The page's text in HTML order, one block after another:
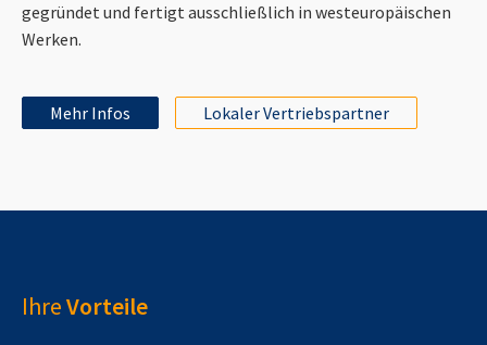
gegründet und fertigt ausschließlich in westeuropäischen
Werken.
Mehr Infos Lokaler Vertriebspartner
IhreVorteile